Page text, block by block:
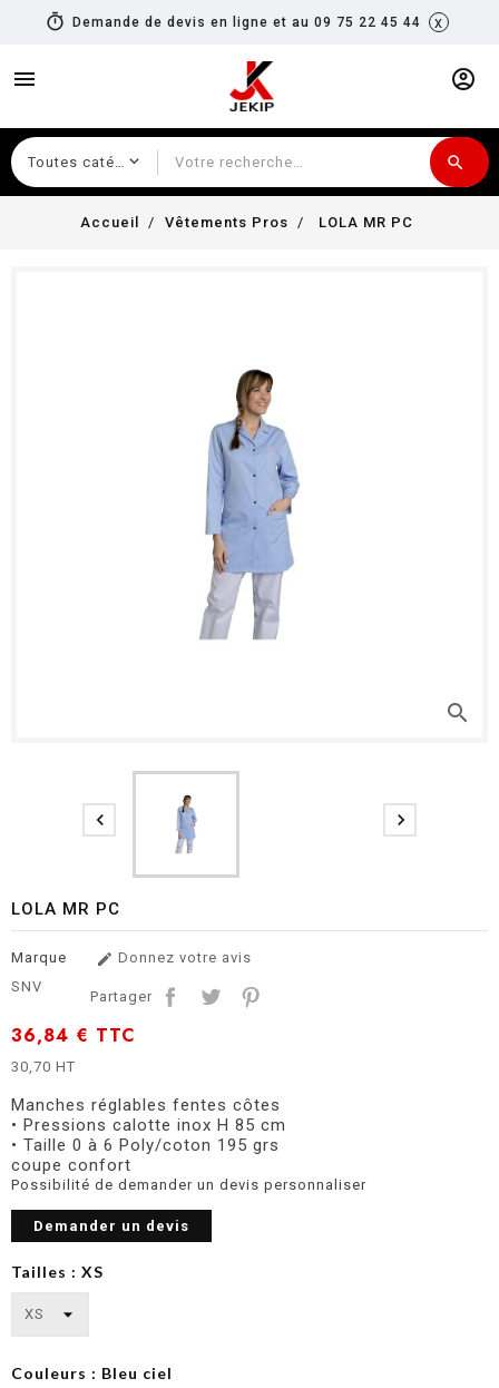
timer Demande de devis en ligne et au 09 75 22 45 44 x
menu account_circle
search
Accueil Vêtements Pros LOLA MR PC
search
 
LOLA MR PC
Marque
SNV
 Donnez votre avis
Partager
36,84 € TTC
30,70 HT
Manches réglables fentes côtes
• Pressions calotte inox H 85 cm
• Taille 0 à 6 Poly/coton 195 grs
coupe confort
Possibilité de demander un devis personnaliser
Demander un devis
Tailles : XS
Couleurs : Bleu ciel